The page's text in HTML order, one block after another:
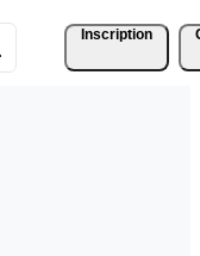
Inscription